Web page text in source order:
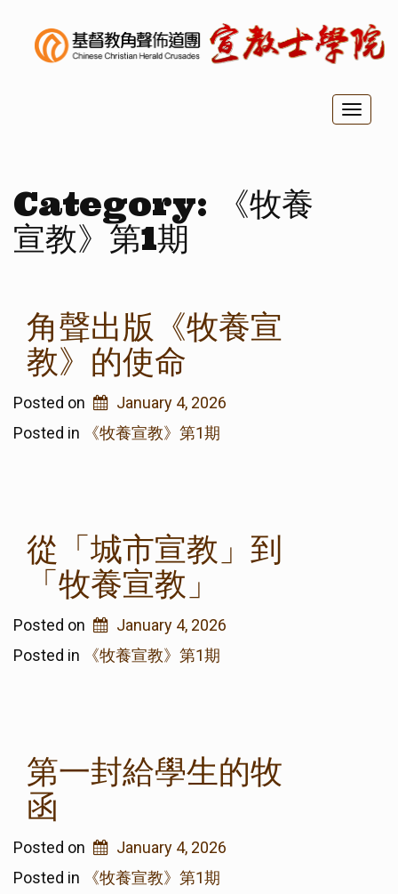
Toggle
Category:
《牧養
宣教》第1期
角聲出版《牧養宣
教》的使命
Posted on
January 4, 2026
Posted in
《牧養宣教》第1期
從「城市宣教」到
「牧養宣教」
Posted on
January 4, 2026
Posted in
《牧養宣教》第1期
第一封給學生的牧
函
Posted on
January 4, 2026
Posted in
《牧養宣教》第1期